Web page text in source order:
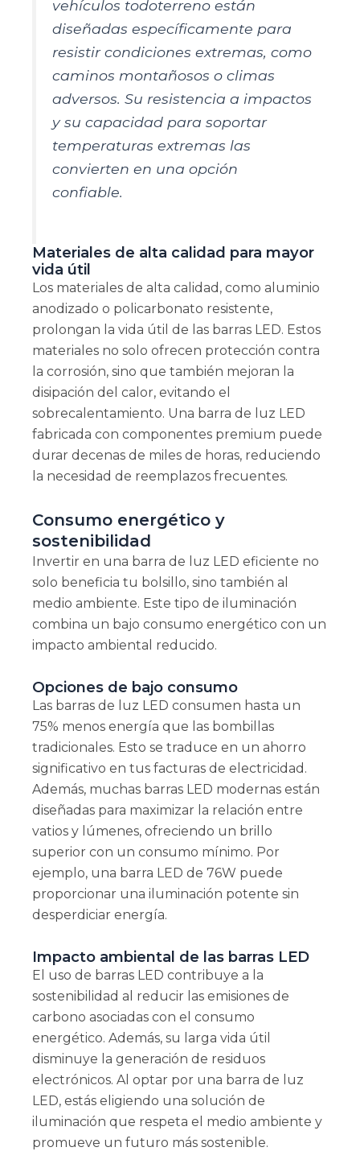
vehículos todoterreno están
diseñadas específicamente para
resistir condiciones extremas, como
caminos montañosos o climas
adversos. Su resistencia a impactos
y su capacidad para soportar
temperaturas extremas las
convierten en una opción
confiable.
Materiales de alta calidad para mayor
vida útil
Los materiales de alta calidad, como aluminio
anodizado o policarbonato resistente,
prolongan la vida útil de las barras LED. Estos
materiales no solo ofrecen protección contra
la corrosión, sino que también mejoran la
disipación del calor, evitando el
sobrecalentamiento. Una barra de luz LED
fabricada con componentes premium puede
durar decenas de miles de horas, reduciendo
la necesidad de reemplazos frecuentes.
Consumo energético y
sostenibilidad
Invertir en una barra de luz LED eficiente no
solo beneficia tu bolsillo, sino también al
medio ambiente. Este tipo de iluminación
combina un bajo consumo energético con un
impacto ambiental reducido.
Opciones de bajo consumo
Las barras de luz LED consumen hasta un
75% menos energía que las bombillas
tradicionales. Esto se traduce en un ahorro
significativo en tus facturas de electricidad.
Además, muchas barras LED modernas están
diseñadas para maximizar la relación entre
vatios y lúmenes, ofreciendo un brillo
superior con un consumo mínimo. Por
ejemplo, una barra LED de 76W puede
proporcionar una iluminación potente sin
desperdiciar energía.
Impacto ambiental de las barras LED
El uso de barras LED contribuye a la
sostenibilidad al reducir las emisiones de
carbono asociadas con el consumo
energético. Además, su larga vida útil
disminuye la generación de residuos
electrónicos. Al optar por una barra de luz
LED, estás eligiendo una solución de
iluminación que respeta el medio ambiente y
promueve un futuro más sostenible.